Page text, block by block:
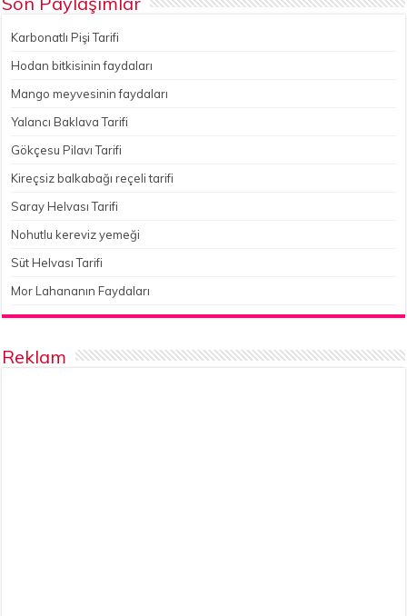
Karbonatlı Pişi Tarifi
Hodan bitkisinin faydaları
Mango meyvesinin faydaları
Yalancı Baklava Tarifi
Gökçesu Pilavı Tarifi
Kireçsiz balkabağı reçeli tarifi
Saray Helvası Tarifi
Nohutlu kereviz yemeği
Süt Helvası Tarifi
Mor Lahananın Faydaları
Reklam